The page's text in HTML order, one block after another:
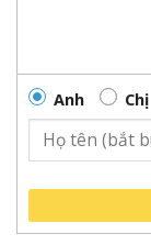
Một cửa sổ lộ
vòng tròn kim
một tổng thể
41mm. Một
phần cổ tay
Anh Chị